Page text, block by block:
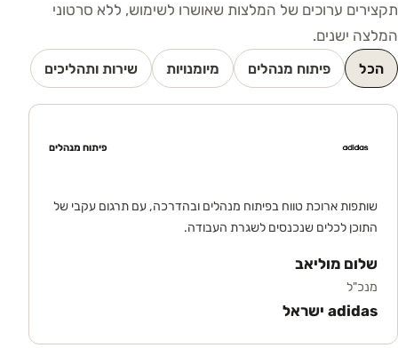
תקצירים ערוכים של המלצות שאושרו לשימוש, ללא סרטוני
המלצה ישנים.
הכל פיתוח מנהלים מיומנויות שירות ותהליכים
פיתוח מנהלים
שותפות ארוכת טווח בפיתוח מנהלים ובהדרכה, עם תרגום עקבי של
התוכן לכלים שנכנסים לשגרת העבודה.
שלום מוליאב
מנכ"ל
adidas ישראל